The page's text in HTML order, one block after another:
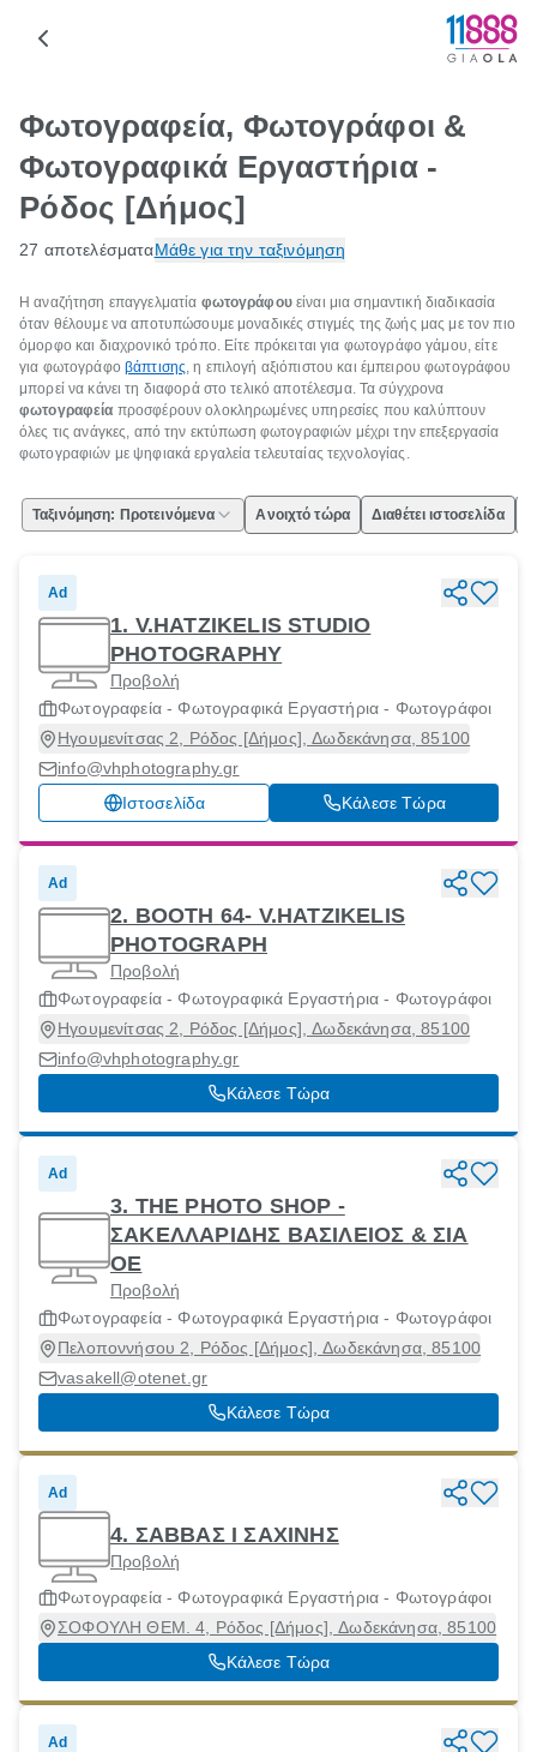
Φωτογραφεία, Φωτογράφοι &
Φωτογραφικά Εργαστήρια -
Ρόδος [Δήμος]
27 αποτελέσματαΜάθε για την ταξινόμηση
Η αναζήτηση επαγγελματία φωτογράφουείναι μια σημαντική διαδικασία
όταν θέλουμε να αποτυπώσουμε μοναδικές στιγμές της ζωής μας με τον πιο
όμορφο και διαχρονικό τρόπο. Είτε πρόκειται για φωτογράφο γάμου, είτε
για φωτογράφο βάπτισης, η επιλογή αξιόπιστου και έμπειρου φωτογράφου
μπορεί να κάνει τη διαφορά στο τελικό αποτέλεσμα. Τα σύγχρονα
φωτογραφεία προσφέρουν ολοκληρωμένες υπηρεσίες που καλύπτουν
όλες τις ανάγκες, από την εκτύπωση φωτογραφιών μέχρι την επεξεργασία
φωτογραφιών με ψηφιακά εργαλεία τελευταίας τεχνολογίας.
Ταξινόμηση: Προτεινόμενα Ανοιχτό τώρα Διαθέτει ιστοσελίδα
Ad
1. V.HATZIKELIS STUDIO
PHOTOGRAPHY
Προβολή
Φωτογραφεία - Φωτογραφικά Εργαστήρια - Φωτογράφοι
Ηγουμενίτσας 2, Ρόδος [Δήμος], Δωδεκάνησα, 85100
info@vhphotography.gr
Ιστοσελίδα
Κάλεσε Τώρα
Ad
2. ΒΟΟΤΗ 64- V.HATZIKELIS
PHOTOGRAPH
Προβολή
Φωτογραφεία - Φωτογραφικά Εργαστήρια - Φωτογράφοι
Ηγουμενίτσας 2, Ρόδος [Δήμος], Δωδεκάνησα, 85100
info@vhphotography.gr
Κάλεσε Τώρα
Ad
3. THE PHOTO SHOP -
ΣΑΚΕΛΛΑΡΙΔΗΣ ΒΑΣΙΛΕΙΟΣ & ΣΙΑ
ΟΕ
Προβολή
Φωτογραφεία - Φωτογραφικά Εργαστήρια - Φωτογράφοι
Πελοποννήσου 2, Ρόδος [Δήμος], Δωδεκάνησα, 85100
vasakell@otenet.gr
Κάλεσε Τώρα
Ad
4. ΣΑΒΒΑΣ Ι ΣΑΧΙΝΗΣ
Προβολή
Φωτογραφεία - Φωτογραφικά Εργαστήρια - Φωτογράφοι
ΣΟΦΟΥΛΗ ΘΕΜ. 4, Ρόδος [Δήμος], Δωδεκάνησα, 85100
Κάλεσε Τώρα
Ad